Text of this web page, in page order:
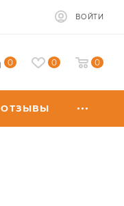
ВОЙТИ
0 0 0
ОТЗЫВЫ